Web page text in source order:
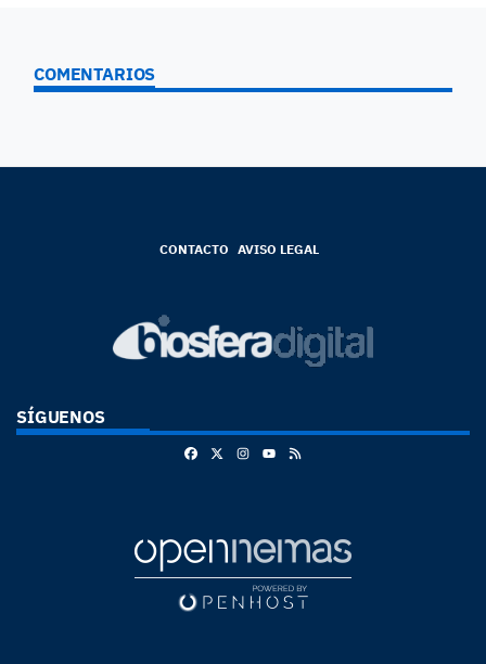
COMENTARIOS
CONTACTO AVISO LEGAL
SÍGUENOS
FacebookInstagram